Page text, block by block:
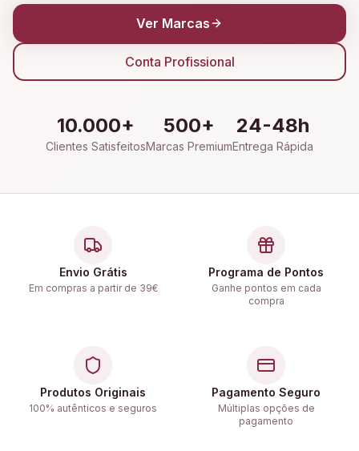
Ver Marcas
Conta Profissional
10.000+
Clientes Satisfeitos
500+
Marcas Premium
24-48h
Entrega Rápida
Envio Grátis
Em compras a partir de 39€
Programa de Pontos
Ganhe pontos em cada
compra
Produtos Originais
100% autênticos e seguros
Pagamento Seguro
Múltiplas opções de
pagamento